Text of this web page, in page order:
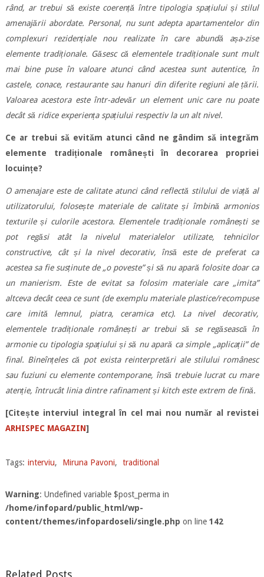
rând, ar trebui să existe coerență între tipologia spațiului și stilul
amenajării abordate. Personal, nu sunt adepta apartamentelor din
complexuri rezidențiale nou realizate în care abundă așa-zise
elemente tradiționale. Găsesc că elementele tradiționale sunt mult
mai bine puse în valoare atunci când acestea sunt autentice, în
castele, conace, restaurante sau hanuri din diferite regiuni ale țării.
Valoarea acestora este într-adevăr un element unic care nu poate
decât să ridice experiența spațiului respectiv la un alt nivel.
Ce ar trebui să evităm atunci când ne gândim să integrăm
elemente tradiționale românești în decorarea propriei
locuințe?
O amenajare este de calitate atunci când reflectă stilului de viață al
utilizatorului, folosește materiale de calitate și îmbină armonios
texturile și culorile acestora. Elementele tradiționale românești se
pot regăsi atât la nivelul materialelor utilizate, tehnicilor
constructive, cât și la nivel decorativ, însă este de preferat ca
acestea sa fie susținute de „o poveste” și să nu apară folosite doar ca
un manierism. Este de evitat sa folosim materiale care „imita”
altceva decât ceea ce sunt (de exemplu materiale plastice/recompuse
care imită lemnul, piatra, ceramica etc). La nivel decorativ,
elementele tradiționale românești ar trebui să se regăsească în
armonie cu tipologia spațiului și să nu apară ca simple „aplicații” de
final. Bineînțeles că pot exista reinterpretări ale stilului românesc
sau fuziuni cu elemente contemporane, însă trebuie lucrat cu mare
atenție, întrucât linia dintre rafinament și kitch este extrem de fină.
[Citește interviul integral în cel mai nou număr al revistei
ARHISPEC MAGAZIN]
Tags: interviu, Miruna Pavoni, traditional
Warning: Undefined variable $post_perma in
/home/infopard/public_html/wp-
content/themes/infopardoseli/single.php on line 142
Related Posts